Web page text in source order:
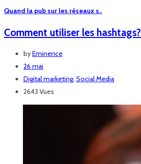
Quand la pub sur les réseaux s..
Comment utiliser les hashtags?
byEminence
26 mai
Digital marketing, Social Media
2643 Vues